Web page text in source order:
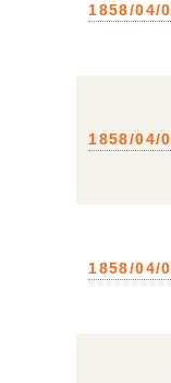
1858/04/
1858/04/
1858/04/